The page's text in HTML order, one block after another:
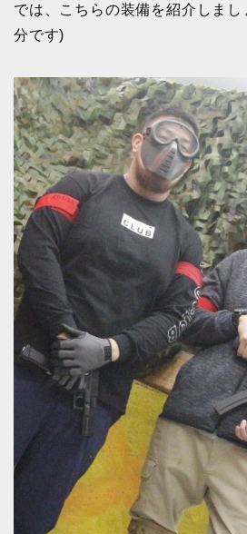
では、こちらの装備を紹介しまし
分です)